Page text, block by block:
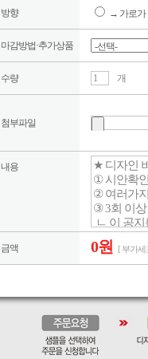
방향 → 가로가
마감방법·추가상품
수량 개
첨부파일
내용
금액 0원 [ 부가세